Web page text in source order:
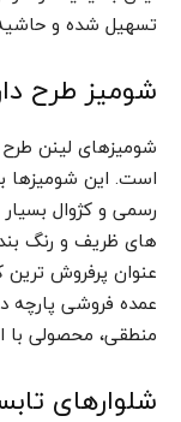
تسهیل شده و
شومیز طرح
شومیزهای لینن طرح
است. این شومیزها
رسمی و کژوال
های ظریف و رنگ
عنوان پرفروش
عمده فروشی پارچه
منطقی، محصولی با
شلوارهای